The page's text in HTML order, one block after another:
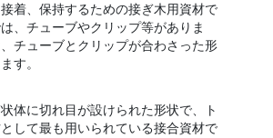
着、保持するための接ぎ木用資材で
、チューブやクリップ等がありま
チューブとクリップが合わさった形
す。
体に切れ目が設けられた形状で、ト
して最も用いられている接合資材で